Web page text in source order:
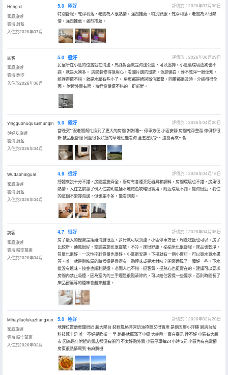
Heng·xi
家庭旅遊
雲海·蔚藍
入住於2026年07月
5.0 極好
評價於：2026年07月30日
特別舒服，乾淨利落，老闆為人很熱情，強烈推薦。特別舒服，乾淨利落，老闆為人很熱
情，強烈推薦。強烈推薦。
訪客
家庭旅遊
雲海·錦汐
入住於2026年06月
5.0 極好
評價於：2026年06月29日
民宿所在小區的位置就在海邊，馬路對面就是海邊公園，可以遛狗，小區裏環境遛狗也不
錯，就是大狗多。 房間裝修得挺用心，看圖片選的燈飾。色調偏白，幹不乾淨一眼便知，
維護得還不錯，就是水壓有些小了。 房東都是通過微信聯繫，回覆都很及時，介紹得很全
面。 附近外賣有限，海鮮質量還不錯的，挺新鮮。
Yingguohuqusushunqin
與好友旅遊
雲海·蔚藍
入住於2026年04月
5.0 極好
評價於：2026年04月20日
當晚突**況老闆幫忙換到了更大的房間 謝謝嘍～ 停車方便 小區安靜 房間乾淨整潔 傢俱都很
新 被品很舒服 周圍很多好逛的草地也能看海 全五星好評～還會再來～對
Wudaohaiguai
家庭旅遊
雲海·蔚藍
入住於2026年04月
4.8 很好
評價於：2026年04月16日
總體來説十分不錯，房間設施齊全，廚房有各種烹飪器具和調料，房間環境也不錯，房東很
熱情，入住之前發了份入住説明包括本地旅遊攻略很實用。附近環境不錯，靠海很近，我住
的這個不緊鄰海邊，但也差不多，能看到海。
訪客
家庭旅遊
雲海·晴空萬裏
入住於2026年04月
4.7 很好
評價於：2026年04月06日
房子最大的優勢是距離海灘很近，步行就可以到達，小區停車方便，周邊吃飯也可以。房子
比較新，通風很好，空調設施也很靈敏，不冷。床很舒服，榻榻米也很舒服，床品也乾淨，
質量也很好，一次性拖鞋質量也很好。小區很安靜，下樓就有一個小賣店，可以買水買水果
等。唯一就是剛進屋的時候還是覺得有一點煙味或是木材味？開窗通風了一陣好一些。下水
道沒有返味。按金也順利歸還。老闆人也不錯，挺客氣，挺熱心也挺實在的。建議可以要求
房間內禁止吸煙，因為室內的三手煙是很難清除的，可以給住客提一些要求，否則時間長了
床品窗簾等的煙味會越來越重。
Mihayiluofukazhangxun
家庭旅遊
雲海·晴空萬裏
入住於2026年02月
5.0 極好
評價於：2026年02月20日
地理位置離東疆很近 超大陽台 裝修風格非常奶油極簡又很實用 是個五層小洋樓 廚房台盆
科技感十足 唯一不好是臨街 一早 路邊就擺滿了小攤 大喇叭一直在提示 睡不好 小區有大超
市 因為過年附近的飯店都沒有開門 不太好點外賣 小區停車每24小時 5元 小區內有充電樁
房東很熱情周到 有麻將機